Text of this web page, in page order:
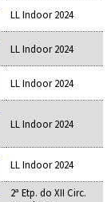
LL Indoor 2024
LL Indoor 2024
LL Indoor 2024
LL Indoor 2024
LL Indoor 2024
2ª Etp. do XII Circ.